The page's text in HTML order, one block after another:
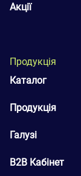
Акції
Продукція
Каталог
Продукція
Галузі
B2B Кабінет